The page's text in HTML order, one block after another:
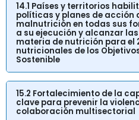
14.1 Países y territorios
políticas y planes de acción
malnutrición en todas sus
a su ejecución y alcanzar
materia de nutrición para el
nutricionales de los
Sostenible
15.2 Fortalecimiento de la
clave para prevenir la
colaboración multisectorial